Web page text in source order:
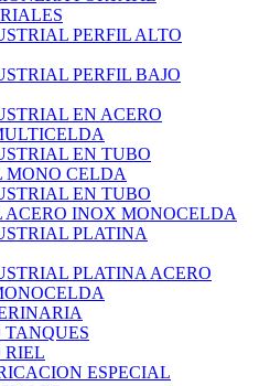
PERFIL ALTO
PERFIL BAJO
EN ACERO
EN TUBO
MONO CELDA
EN TUBO
ACERO INOX MONOCELDA
PLATINA
PLATINA ACERO
RIEL
ESPECIAL